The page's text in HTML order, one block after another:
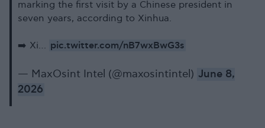
marking the first visit by a Chinese president in
seven years, according to Xinhua.
➡️ Xi… pic.twitter.com/nB7wxBwG3s
— MaxOsint Intel (@maxosintintel) June 8,
2026